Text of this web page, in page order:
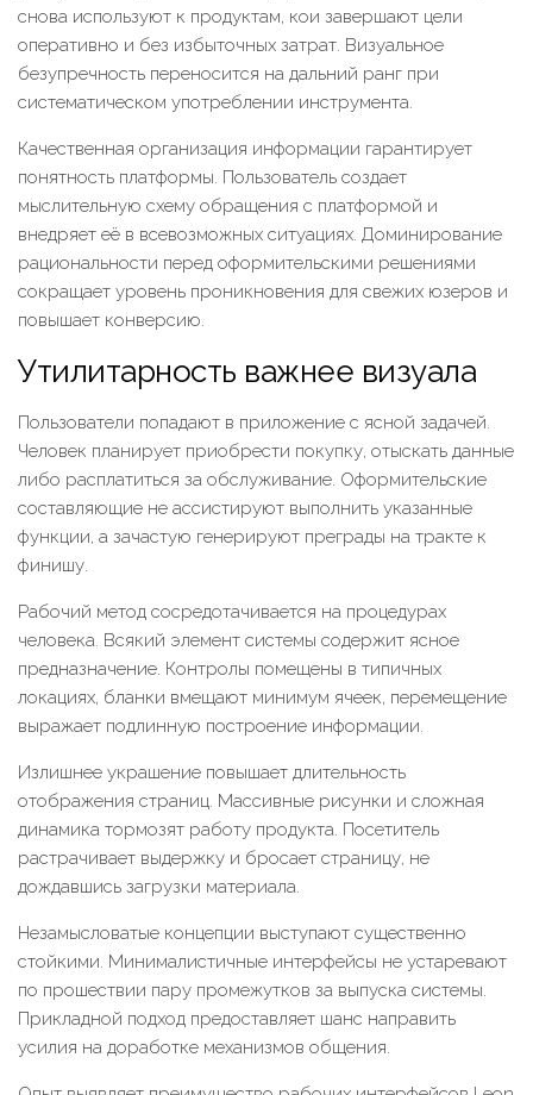
снова используют к продуктам, кои завершают цели
оперативно и без избыточных затрат. Визуальное
безупречность переносится на дальний ранг при
систематическом употреблении инструмента.
Качественная организация информации гарантирует
понятность платформы. Пользователь создает
мыслительную схему обращения с платформой и
внедряет её в всевозможных ситуациях. Доминирование
рациональности перед оформительскими решениями
сокращает уровень проникновения для свежих юзеров и
повышает конверсию.
Утилитарность важнее визуала
Пользователи попадают в приложение с ясной задачей.
Человек планирует приобрести покупку, отыскать данные
либо расплатиться за обслуживание. Оформительские
составляющие не ассистируют выполнить указанные
функции, а зачастую генерируют преграды на тракте к
финишу.
Рабочий метод сосредотачивается на процедурах
человека. Всякий элемент системы содержит ясное
предназначение. Контролы помещены в типичных
локациях, бланки вмещают минимум ячеек, перемещение
выражает подлинную построение информации.
Излишнее украшение повышает длительность
отображения страниц. Массивные рисунки и сложная
динамика тормозят работу продукта. Посетитель
растрачивает выдержку и бросает страницу, не
дождавшись загрузки материала.
Незамысловатые концепции выступают существенно
стойкими. Минималистичные интерфейсы не устаревают
по прошествии пару промежутков за выпуска системы.
Прикладной подход предоставляет шанс направить
усилия на доработке механизмов общения.